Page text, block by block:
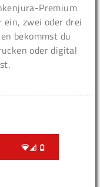
Premium
zwei oder drei
bekommst du
oder digital